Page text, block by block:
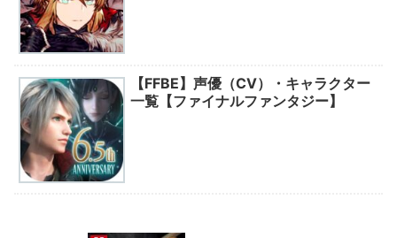
【FFBE】声優（CV）・キャラクター
一覧【ファイナルファンタジー】